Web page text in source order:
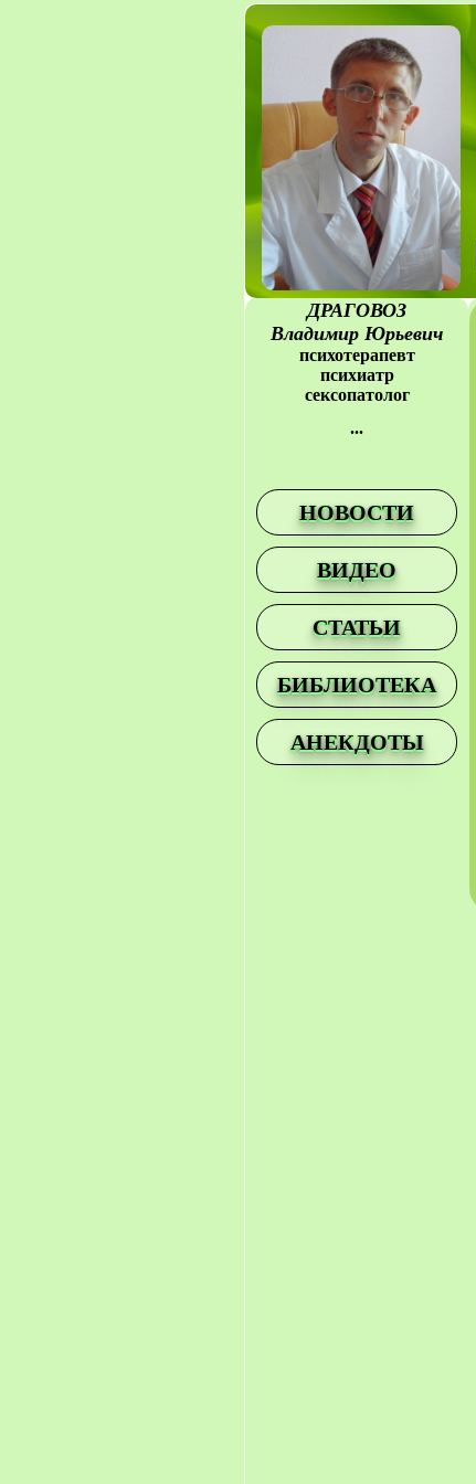
ДРАГОВОЗ
Владимир Юрьевич
психотерапевт
психиатр
сексопатолог
...
НОВОСТИ
ВИДЕО
СТАТЬИ
БИБЛИОТЕКА
АНЕКДОТЫ